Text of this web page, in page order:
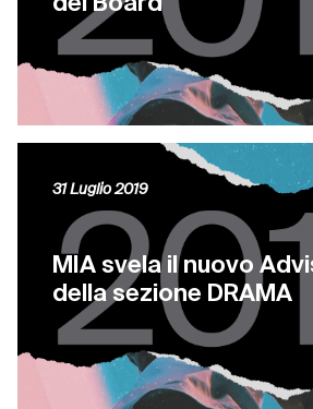
MIA svela il nuovo
della sezione DRAMA
31 Luglio 2019